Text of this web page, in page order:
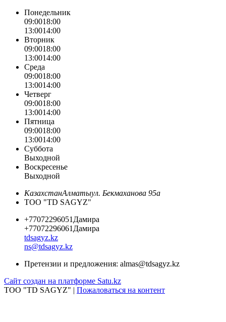
Понедельник
09:0018:00
13:0014:00
Вторник
09:0018:00
13:0014:00
Среда
09:0018:00
13:0014:00
Четверг
09:0018:00
13:0014:00
Пятница
09:0018:00
13:0014:00
Суббота
Выходной
Воскресенье
Выходной
КазахстанАлматыул. Бекмаханова 95а
ТОО "TD SAGYZ"
+77072296051 Дамира
+77072296061 Дамира
tdsagyz.kz
ns@tdsagyz.kz
Претензии и предложения: almas@tdsagyz.kz
Сайт создан на платформе Satu.kz
ТОО "TD SAGYZ" | Пожаловаться на контент